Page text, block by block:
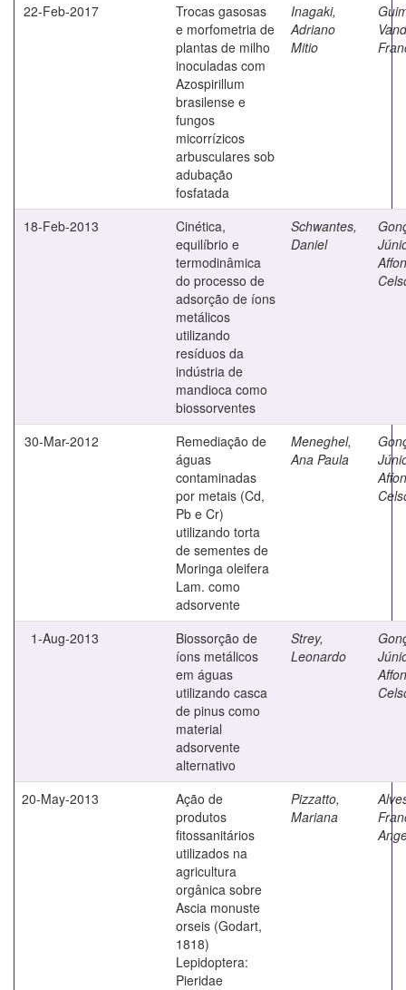
22-Feb-2017
Trocas gasosas
e morfometria de
plantas de milho
inoculadas com
Azospirillum
brasilense e
fungos
micorrízicos
arbusculares sob
adubação
fosfatada
Inagaki,
Adriano
Mitio
18-Feb-2013
Cinética,
equilíbrio e
termodinâmica
do processo de
adsorção de íons
metálicos
utilizando
resíduos da
indústria de
mandioca como
biossorventes
Schwantes,
Daniel
30-Mar-2012
Remediação de
águas
contaminadas
por metais (Cd,
Pb e Cr)
utilizando torta
de sementes de
Moringa oleifera
Lam. como
adsorvente
Meneghel,
Ana Paula
1-Aug-2013
Biossorção de
íons metálicos
em águas
utilizando casca
de pinus como
material
adsorvente
alternativo
Strey,
Leonardo
20-May-2013
Ação de
produtos
fitossanitários
utilizados na
agricultura
orgânica sobre
Ascia monuste
orseis (Godart,
1818)
Lepidoptera:
Pieridae
Pizzatto,
Mariana